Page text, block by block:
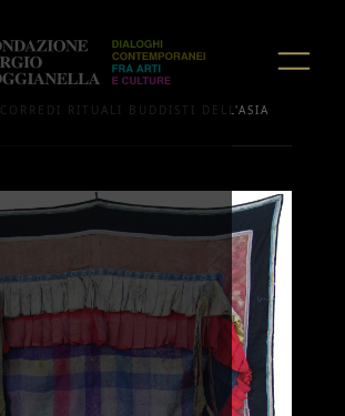
CORREDI RITUALI BUDDISTI DELL'ASIA